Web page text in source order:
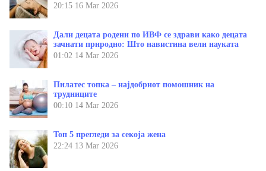
20:15 16 Mar 2026
Дали децата родени по ИВФ се здрави како децата
зачнати природно: Што навистина вели науката
01:02 14 Mar 2026
Пилатес топка – најдобриот помошник на
трудниците
00:10 14 Mar 2026
Топ 5 прегледи за секоја жена
22:24 13 Mar 2026